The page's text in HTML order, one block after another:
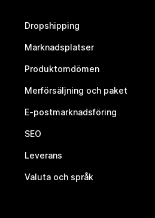
Dropshipping
Marknadsplatser
Produktomdömen
Merförsäljning och paket
E-postmarknadsföring
SEO
Leverans
Valuta och språk